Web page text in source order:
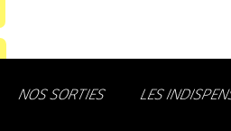
Découvrez des
NOS SORTIES LES